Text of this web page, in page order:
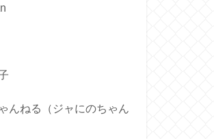
んねる（ジャにのちゃん